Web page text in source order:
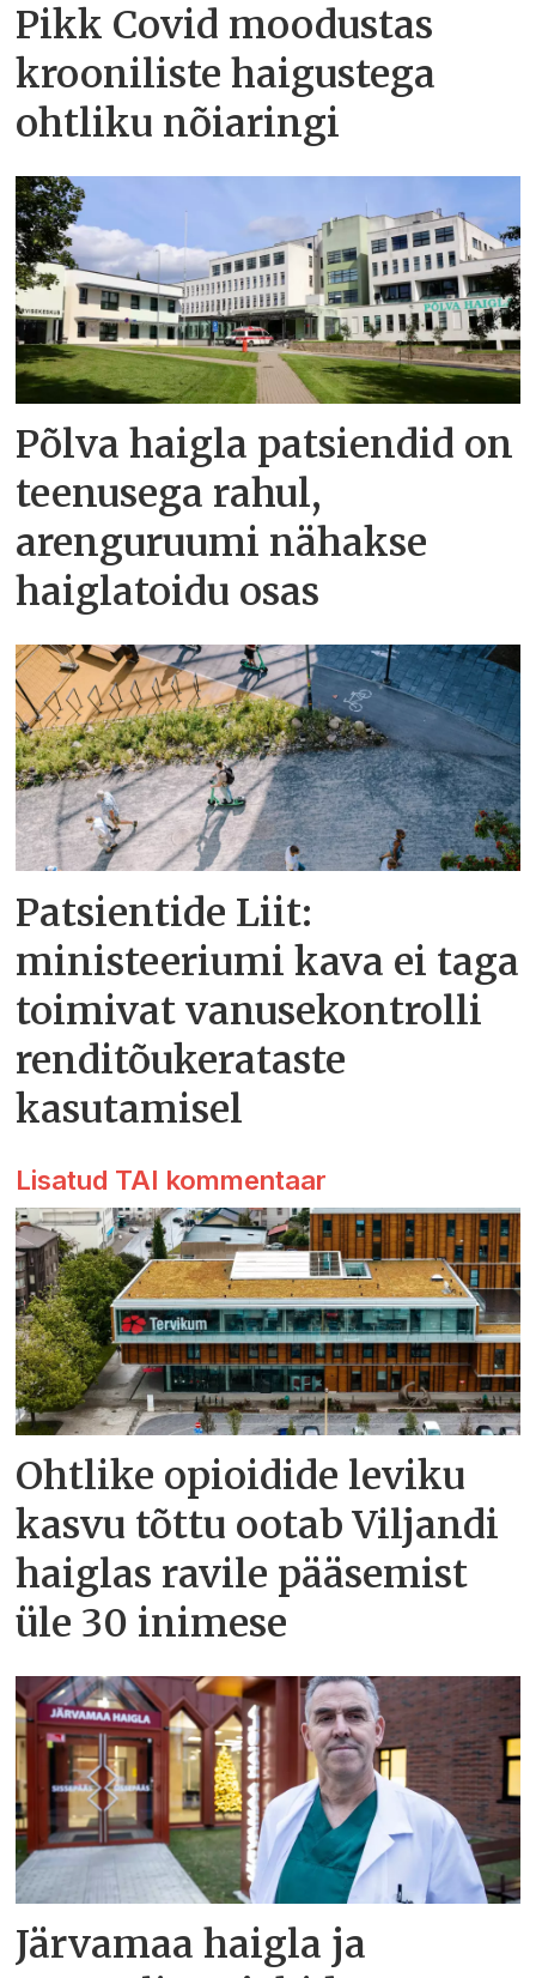
Pikk Covid moodustas
krooniliste haigustega
ohtliku nõiaringi
Põlva haigla patsiendid on
teenusega rahul,
arenguruumi nähakse
haiglatoidu osas
Patsientide Liit:
ministeeriumi kava ei taga
toimivat vanusekontrolli
renditõukerataste
kasutamisel
Lisatud TAI kommentaar
Ohtlike opioidide leviku
kasvu tõttu ootab Viljandi
haiglas ravile pääsemist
üle 30 inimese
Järvamaa haigla ja